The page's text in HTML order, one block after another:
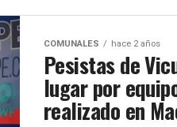
COMUNALES hace 2 años
Pesistas de
lugar por
realizado en